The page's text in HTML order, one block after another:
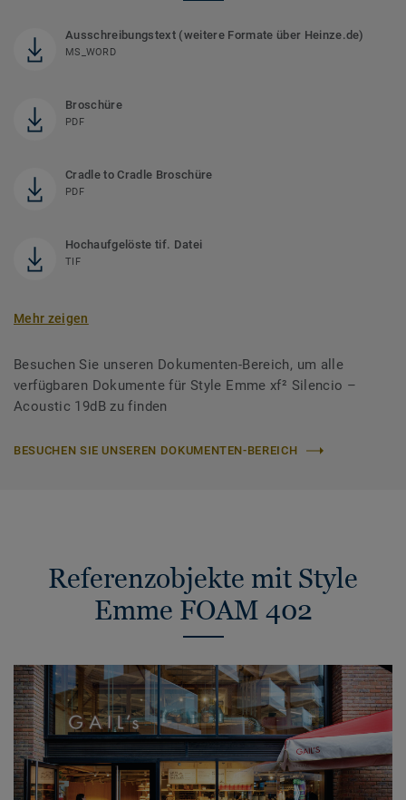
Ausschreibungstext (weitere Formate über Heinze.de)
MS_WORD
Broschüre
PDF
Cradle to Cradle Broschüre
PDF
Hochaufgelöste tif. Datei
TIF
Mehr zeigen
Besuchen Sie unseren Dokumenten-Bereich, um alle
verfügbaren Dokumente für Style Emme xf² Silencio –
Acoustic 19dB zu finden
BESUCHEN SIE UNSEREN DOKUMENTEN-BEREICH
Referenzobjekte mit Style
Emme FOAM 402